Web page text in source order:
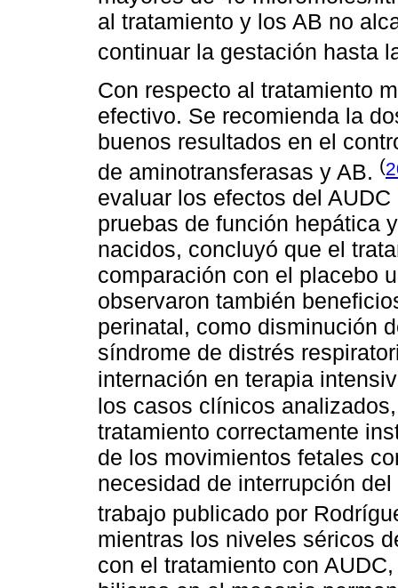
al tratamiento y los AB no
continuar la gestación hasta
Con respecto al tratamiento
efectivo. Se recomienda la
buenos resultados en el
de aminotransferasas y AB. (
evaluar los efectos del
pruebas de función hepática
nacidos, concluyó que el
comparación con el placebo
observaron también
perinatal, como disminución
síndrome de distrés
internación en terapia
los casos clínicos
tratamiento correctamente
de los movimientos fetales
necesidad de interrupción
trabajo publicado por
mientras los niveles séricos
con el tratamiento con